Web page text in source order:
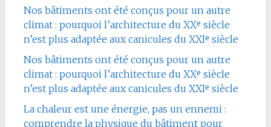
Nos bâtiments ont été conçus pour un autre
climat : pourquoi l’architecture du XXᵉ siècle
n’est plus adaptée aux canicules du XXIᵉ siècle
Nos bâtiments ont été conçus pour un autre
climat : pourquoi l’architecture du XXᵉ siècle
n’est plus adaptée aux canicules du XXIᵉ siècle
La chaleur est une énergie, pas un ennemi :
comprendre la physique du bâtiment pour